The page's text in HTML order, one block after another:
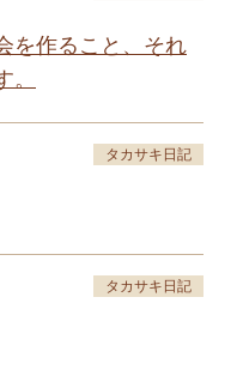
を作ること、それ
タカサキ日記
タカサキ日記